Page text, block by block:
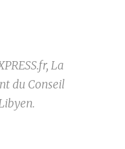
La
du Conseil